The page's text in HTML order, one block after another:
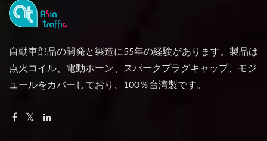
自動車部品の開発と製造に55年の経験があります。製品は
点火コイル、電動ホーン、スパークプラグキャップ、モジ
ュールをカバーしており、100％台湾製です。